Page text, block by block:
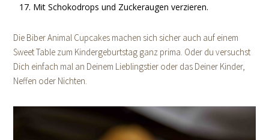
Mit Schokodrops und Zuckeraugen verzieren.
Die Biber Animal Cupcakes machen sich sicher auch auf einem
Sweet Table zum Kindergeburtstag ganz prima. Oder du versuchst
Dich einfach mal an Deinem Lieblingstier oder das Deiner Kinder,
Neffen oder Nichten.